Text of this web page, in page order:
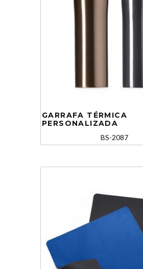
GARRAFA TÉRMICA
PERSONALIZADA
BS-2087